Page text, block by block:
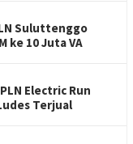
Suluttenggo
ke 10 Juta VA
Electric Run
Terjual